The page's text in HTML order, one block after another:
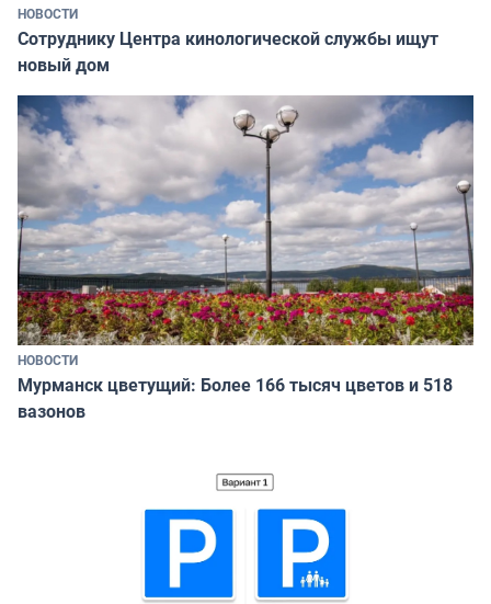
НОВОСТИ
Сотруднику Центра кинологической службы ищут
новый дом
НОВОСТИ
Мурманск цветущий: Более 166 тысяч цветов и 518
вазонов